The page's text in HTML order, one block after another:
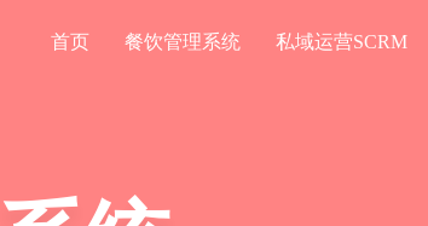
首页 餐饮管理系统 私域运营SCRM